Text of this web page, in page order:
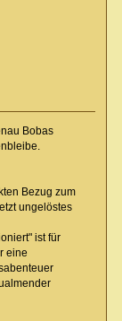
Bobas
Bezug zum
ungelöstes
ist für
eine